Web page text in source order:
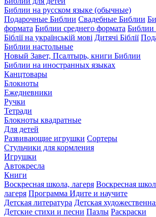
Библии на русском языке (обычные)
Подарочные Библии Свадебные Библии
формата Библии среднего формата Библии
Біблії на українській мові Дитячі Біблії
Библии настольные
Новый Завет, Псалтырь, книги Библии
Библии на иностранных языках
Канцтовары
Блокноты
Ежедневники
Ручки
Тетради
Блокноты квадратные
Для детей
Развивающие игрушки Сортеры
Стульчики для кормления
Игрушки
Автокресла
Книги
Воскресная школа, лагеря Воскресная
лагеря Программа Идите и научите
Детская литература Детская
Детские стихи и песни Пазлы Раскраски